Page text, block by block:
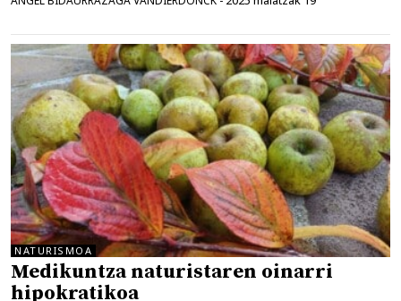
NATURISMOA
Medikuntza naturistaren oinarri
hipokratikoa